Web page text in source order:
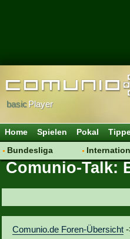
basicPlayer
Home Spielen Pokal
Bundesliga
Hot News
Vereinsdiskussion
Vereinsfragen
Vereine
Comunio-Talk:
Comunio.de Foren-Übersicht